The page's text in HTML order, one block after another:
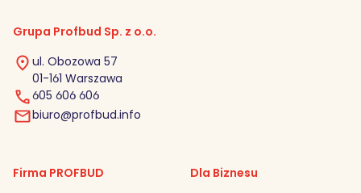
Grupa Profbud Sp. z o.o.
ul. Obozowa 57
01-161 Warszawa
605 606 606
biuro@profbud.info
Firma PROFBUD
Dla Biznesu